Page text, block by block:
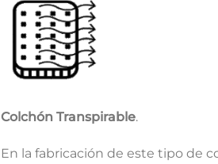
Colchón Transpirable.
En la fabricación de este tipo de